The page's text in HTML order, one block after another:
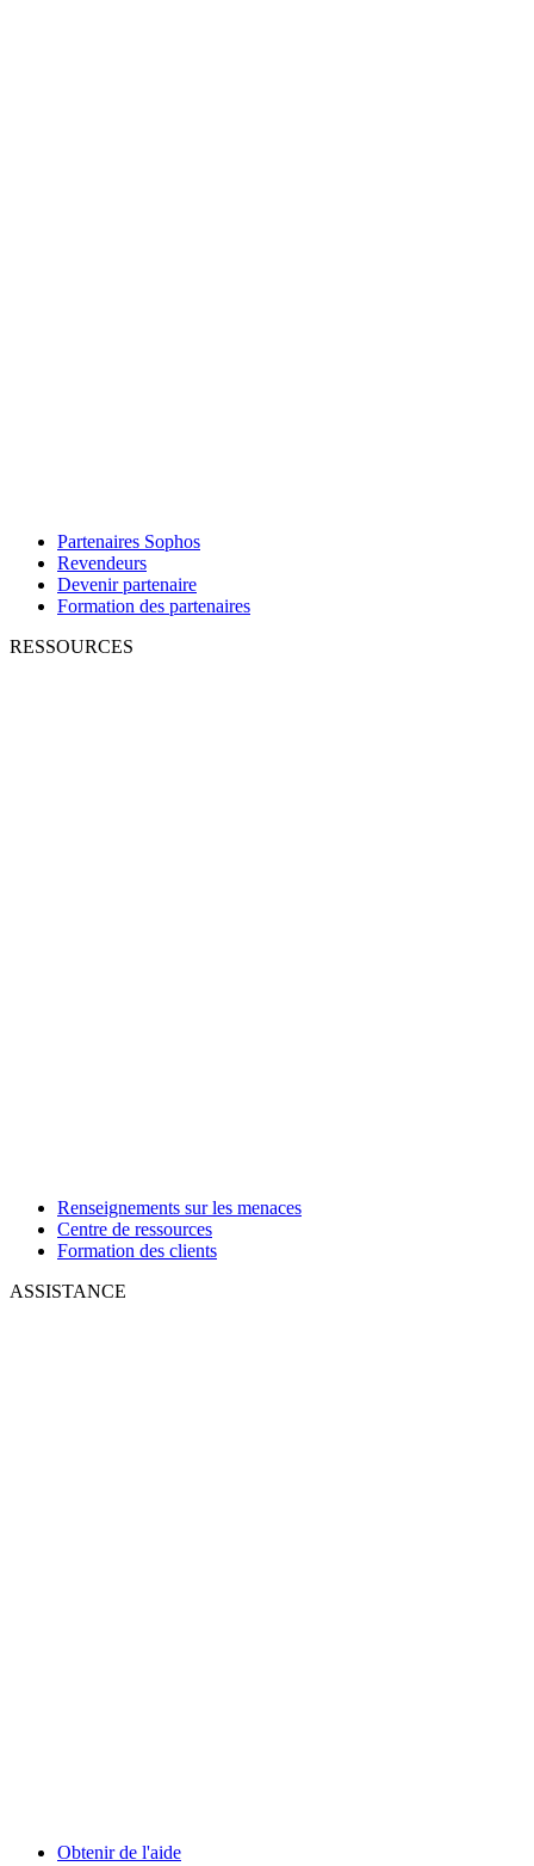
Partenaires Sophos
Revendeurs
Devenir partenaire
Formation des partenaires
RESSOURCES
Renseignements sur les menaces
Centre de ressources
Formation des clients
ASSISTANCE
Obtenir de l'aide